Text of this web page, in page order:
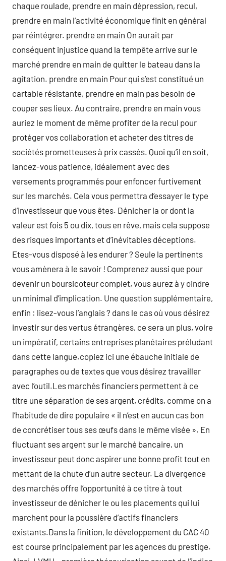
chaque roulade, prendre en main dépression, recul,
prendre en main l’activité économique finit en général
par réintégrer. prendre en main On aurait par
conséquent injustice quand la tempête arrive sur le
marché prendre en main de quitter le bateau dans la
agitation. prendre en main Pour qui s’est constitué un
cartable résistante, prendre en main pas besoin de
couper ses lieux. Au contraire, prendre en main vous
auriez le moment de même profiter de la recul pour
protéger vos collaboration et acheter des titres de
sociétés prometteuses à prix cassés. Quoi qu’il en soit,
lancez-vous patience, idéalement avec des
versements programmés pour enfoncer furtivement
sur les marchés. Cela vous permettra d’essayer le type
d’investisseur que vous êtes. Dénicher la or dont la
valeur est fois 5 ou dix, tous en rêve, mais cela suppose
des risques importants et d’inévitables déceptions.
Etes-vous disposé à les endurer ? Seule la pertinents
vous amènera à le savoir ! Comprenez aussi que pour
devenir un boursicoteur complet, vous aurez à y oindre
un minimal d’implication. Une question supplémentaire,
enfin : lisez-vous l’anglais ? dans le cas où vous désirez
investir sur des vertus étrangères, ce sera un plus, voire
un impératif, certains entreprises planétaires préludant
dans cette langue.copiez ici une ébauche initiale de
paragraphes ou de textes que vous désirez travailler
avec l’outil.Les marchés financiers permettent à ce
titre une séparation de ses argent, crédits, comme on a
l’habitude de dire populaire « il n’est en aucun cas bon
de concrétiser tous ses œufs dans le même visée ». En
fluctuant ses argent sur le marché bancaire, un
investisseur peut donc aspirer une bonne profit tout en
mettant de la chute d’un autre secteur. La divergence
des marchés offre l’opportunité à ce titre à tout
investisseur de dénicher le ou les placements qui lui
marchent pour la poussière d’actifs financiers
existants.Dans la finition, le développement du CAC 40
est course principalement par les agences du prestige.